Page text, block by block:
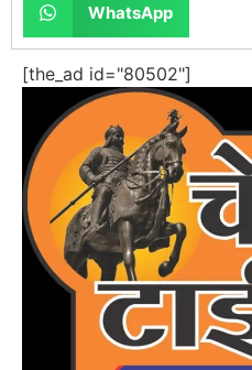
WhatsApp
[the_ad id="80502"]